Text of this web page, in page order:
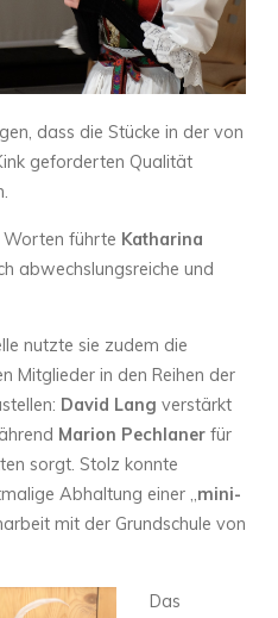
dass die Stücke in der von
geforderten Qualität
Worten führte Katharina
abwechslungsreiche und
nutzte sie zudem die
Mitglieder in den Reihen der
David Lang verstärkt
Marion Pechlanerfür
sorgt. Stolz konnte
Abhaltung einer „mini-
mit der Grundschule von
Das